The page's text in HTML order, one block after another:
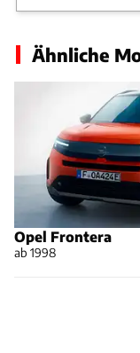
Ähnliche
Opel Frontera
ab 1998